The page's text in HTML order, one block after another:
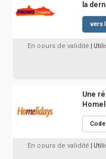
la
vers
En cours de validité |
Une
En cours de validité |